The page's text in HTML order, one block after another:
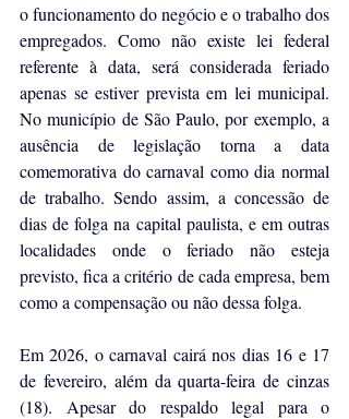
o funcionamento do negócio e o trabalho dos
empregados. Como não existe lei federal
referente à data, será considerada feriado
apenas se estiver prevista em lei municipal.
No município de São Paulo, por exemplo, a
ausência de legislação torna a data
comemorativa do carnaval como dia normal
de trabalho. Sendo assim, a concessão de
dias de folga na capital paulista, e em outras
localidades onde o feriado não esteja
previsto, fica a critério de cada empresa, bem
como a compensação ou não dessa folga.
Em 2026, o carnaval cairá nos dias 16 e 17
de fevereiro, além da quarta-feira de cinzas
(18). Apesar do respaldo legal para o